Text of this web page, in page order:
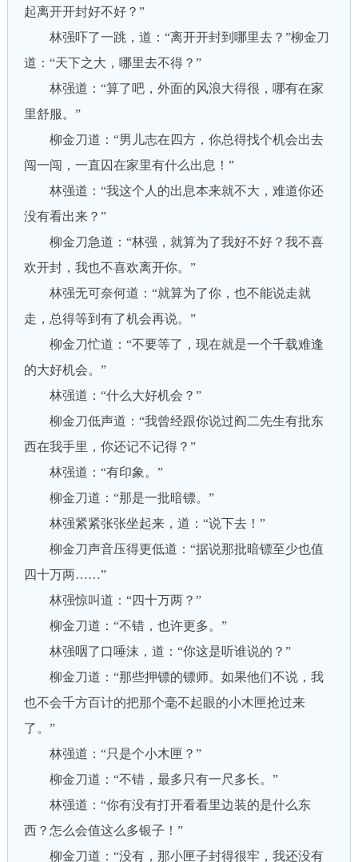
起离开开封好不好？”
林强吓了一跳，道：“离开开封到哪里去？”柳金刀
道：“天下之大，哪里去不得？”
林强道：“算了吧，外面的风浪大得很，哪有在家
里舒服。”
柳金刀道：“男儿志在四方，你总得找个机会出去
闯一闯，一直囚在家里有什么出息！”
林强道：“我这个人的出息本来就不大，难道你还
没有看出来？”
柳金刀急道：“林强，就算为了我好不好？我不喜
欢开封，我也不喜欢离开你。”
林强无可奈何道：“就算为了你，也不能说走就
走，总得等到有了机会再说。”
柳金刀忙道：“不要等了，现在就是一个千载难逢
的大好机会。”
林强道：“什么大好机会？”
柳金刀低声道：“我曾经跟你说过阎二先生有批东
西在我手里，你还记不记得？”
林强道：“有印象。”
柳金刀道：“那是一批暗镖。”
林强紧紧张张坐起来，道：“说下去！”
柳金刀声音压得更低道：“据说那批暗镖至少也值
四十万两……”
林强惊叫道：“四十万两？”
柳金刀道：“不错，也许更多。”
林强咽了口唾沫，道：“你这是听谁说的？”
柳金刀道：“那些押镖的镖师。如果他们不说，我
也不会千方百计的把那个毫不起眼的小木匣抢过来
了。”
林强道：“只是个小木匣？”
柳金刀道：“不错，最多只有一尺多长。”
林强道：“你有没有打开看看里边装的是什么东
西？怎么会值这么多银子！”
柳金刀道：“没有，那小匣子封得很牢，我还没有